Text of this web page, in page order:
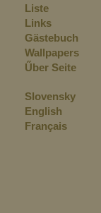
Liste
Links
Gästebuch
Wallpapers
Űber Seite
Slovensky
English
Français